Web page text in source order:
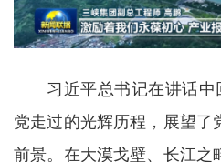
习近平总书记在讲话
党走过的光辉历程，展望了
前景。在大漠戈壁、长江之